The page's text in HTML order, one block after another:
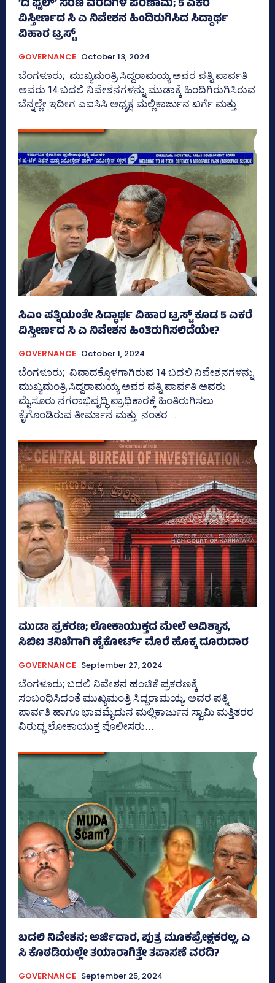
‘ದಿ ಫೈಲ್‌’ ಸರಣಿ ವರದಿಗಳ ಪರಿಣಾಮ; 5 ಎಕರೆ
ವಿಸ್ತೀರ್ಣದ ಸಿ ಎ ನಿವೇಶನ ಹಿಂದಿರುಗಿಸಿದ ಸಿದ್ದಾರ್ಥ
ವಿಹಾರ ಟ್ರಸ್ಟ್‌
GOVERNANCE October 13, 2024
ಬೆಂಗಳೂರು; ಮುಖ್ಯಮಂತ್ರಿ ಸಿದ್ದರಾಮಯ್ಯ ಅವರ ಪತ್ನಿ ಪಾರ್ವತಿ
ಅವರು 14 ಬದಲಿ ನಿವೇಶನಗಳನ್ನು ಮುಡಾಕ್ಕೆ ಹಿಂದಿಗಿರುಗಿಸಿರುವ
ಬೆನ್ನಲ್ಲೇ ಇದೀಗ ಎಐಸಿಸಿ ಅಧ್ಯಕ್ಷ ಮಲ್ಲಿಕಾರ್ಜುನ ಖರ್ಗೆ ಮತ್ತು...
ಸಿಎಂ ಪತ್ನಿಯಂತೇ ಸಿದ್ಧಾರ್ಥ ವಿಹಾರ ಟ್ರಸ್ಟ್‌ ಕೂಡ 5 ಎಕರೆ
ವಿಸ್ತೀರ್ಣದ ಸಿ ಎ ನಿವೇಶನ ಹಿಂತಿರುಗಿಸಲಿದೆಯೇ?
GOVERNANCE October 1, 2024
ಬೆಂಗಳೂರು; ವಿವಾದಕ್ಕೊಳಗಾಗಿರುವ 14 ಬದಲಿ ನಿವೇಶನಗಳನ್ನು
ಮುಖ್ಯಮಂತ್ರಿ ಸಿದ್ದರಾಮಯ್ಯ ಅವರ ಪತ್ನಿ ಪಾರ್ವತಿ ಅವರು
ಮೈಸೂರು ನಗರಾಭಿವೃದ್ಧಿ ಪ್ರಾಧಿಕಾರಕ್ಕೆ ಹಿಂತಿರುಗಿಸಲು
ಕೈಗೊಂಡಿರುವ ತೀರ್ಮಾನ ಮತ್ತು ನಂತರ...
ಮುಡಾ ಪ್ರಕರಣ; ಲೋಕಾಯುಕ್ತದ ಮೇಲೆ ಅವಿಶ್ವಾಸ,
ಸಿಬಿಐ ತನಿಖೆಗಾಗಿ ಹೈಕೋರ್ಟ್ ಮೊರೆ ಹೊಕ್ಕ ದೂರುದಾರ
GOVERNANCE September 27, 2024
ಬೆಂಗಳೂರು; ಬದಲಿ ನಿವೇಶನ ಹಂಚಿಕೆ ಪ್ರಕರಣಕ್ಕೆ
ಸಂಬಂಧಿಸಿದಂತೆ ಮುಖ್ಯಮಂತ್ರಿ ಸಿದ್ದರಾಮಯ್ಯ, ಅವರ ಪತ್ನಿ
ಪಾರ್ವತಿ ಹಾಗೂ ಭಾವಮೈದುನ ಮಲ್ಲಿಕಾರ್ಜುನ ಸ್ವಾಮಿ ಮತ್ತಿತರರ
ವಿರುದ್ಧ ಲೋಕಾಯುಕ್ತ ಪೊಲೀಸರು...
ಬದಲಿ ನಿವೇಶನ; ಅರ್ಜಿದಾರ, ಪುತ್ರ ಮೂಕಪ್ರೇಕ್ಷಕರಲ್ಲ, ಎ
ಸಿ ಕೊಠಡಿಯಲ್ಲೇ ತಯಾರಾಗಿತ್ತೇ ತಪಾಸಣೆ ವರದಿ?
GOVERNANCE September 25, 2024